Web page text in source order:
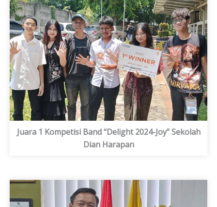
Juara 1 Kompetisi Band “Delight 2024-Joy” Sekolah
Dian Harapan